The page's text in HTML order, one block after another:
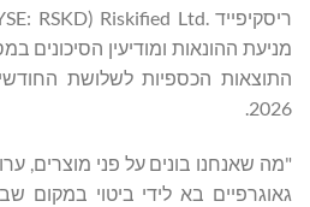
מניעת ההונאות ומודיעין הסיכונים
2026.
"מה שאנחנו בונים על פני מוצרים,
גאוגרפיים בא לידי ביטוי במקום